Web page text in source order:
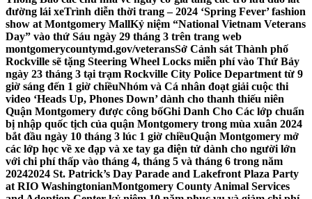
đường lái xeTrình diễn thời trang – 2024 ‘Spring Fever’ fashion
show at Montgomery MallKỷ niệm “National Vietnam Veterans
Day” vào thứ Sáu ngày 29 tháng 3 trên trang web
montgomerycountymd.gov/veteransSở Cảnh sát Thành phố
Rockville sẽ tặng Steering Wheel Locks miễn phí vào Thứ Bảy
ngày 23 tháng 3 tại trạm Rockville City Police Department từ 9
giờ sáng đến 1 giờ chiềuNhóm và Cá nhân đoạt giải cuộc thi
video ‘Heads Up, Phones Down’ dành cho thanh thiếu niên
Quận Montgomery được công bốGhi Danh Cho Các lớp chuẩn
bị nhập quốc tịch của quận Montgomery trong mùa xuân 2024
bắt đầu ngày 10 tháng 3 lúc 1 giờ chiềuQuận Montgomery mở
các lớp học về xe đạp và xe tay ga điện tử dành cho người lớn
với chi phí thấp vào tháng 4, tháng 5 và tháng 6 trong năm
20242024 St. Patrick’s Day Parade and Lakefront Plaza Party
at RIO WashingtonianMontgomery County Animal Services